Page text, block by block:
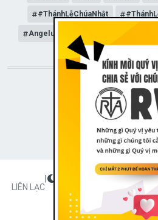
#ThánhLễChúaNhật
Angelus Đức Giáo hoàng Lêô XIV
STAY CONNECTED
Radio Veritas Asia
FOOTER
LIÊN LẠC